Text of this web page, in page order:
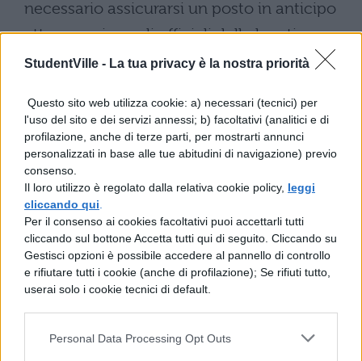
StudentVille - La tua privacy è la nostra priorità
Questo sito web utilizza cookie: a) necessari (tecnici) per
l'uso del sito e dei servizi annessi; b) facoltativi (analitici e di
profilazione, anche di terze parti, per mostrarti annunci
personalizzati in base alle tue abitudini di navigazione) previo
consenso.
Il loro utilizzo è regolato dalla relativa cookie policy, leggi
cliccando qui
Per il consenso ai cookies facoltativi puoi accettarli tutti
cliccando sul bottone Accetta tutti qui di seguito. Cliccando su
Gestisci opzioni è possibile accedere al pannello di controllo
e rifiutare tutti i cookie (anche di profilazione); Se rifiuti tutto,
userai solo i cookie tecnici di default.
Personal Data Processing Opt Outs
necessario assicurarsi un posto in anticipo
attraverso i canali ufficiali della location.
Dettagli del concerto:
durata e scaletta
Lo spettacolo dei Modena City Ramblers ha
unadurata approssimativa di due ore
Generalmente, i concerti iniziano alle 21:00
per concludersi intorno alle 23:00, offrendo
al pubblico un’esperienza musicale
completa che attraversa i brani più
rappresentativi della band emiliana.
Scaletta tipica